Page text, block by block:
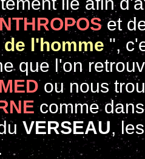
et
l'homme",
que l'on
MEDou nous
comme
VERSEAU,